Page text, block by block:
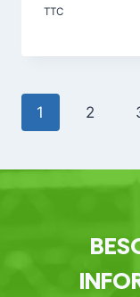
TTC
1 2